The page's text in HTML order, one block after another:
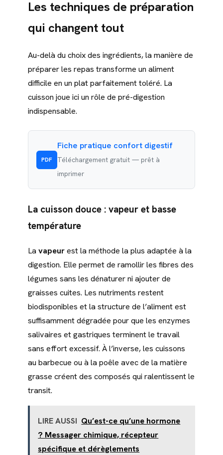
Les techniques de préparation
qui changent tout
Au-delà du choix des ingrédients, la manière de
préparer les repas transforme un aliment
difficile en un plat parfaitement toléré. La
cuisson joue ici un rôle de pré-digestion
indispensable.
PDF
Fiche pratique confort digestif
Téléchargement gratuit — prêt à
imprimer
La cuisson douce : vapeur et basse
température
La vapeurest la méthode la plus adaptée à la
digestion. Elle permet de ramollir les fibres des
légumes sans les dénaturer ni ajouter de
graisses cuites. Les nutriments restent
biodisponibles et la structure de l’aliment est
suffisamment dégradée pour que les enzymes
salivaires et gastriques terminent le travail
sans effort excessif. À l’inverse, les cuissons
au barbecue ou à la poêle avec de la matière
grasse créent des composés qui ralentissent le
transit.
LIRE AUSSI Qu’est-ce qu’une hormone
? Messager chimique, récepteur
spécifique et dérèglements